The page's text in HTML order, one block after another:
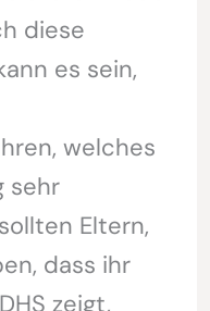
diese
es sein,
welches
sehr
Eltern,
dass ihr
zeigt,